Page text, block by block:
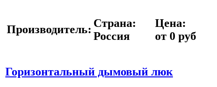
Производитель: Страна:
Россия
Цена:
от 0 руб
Горизонтальный дымовый люк